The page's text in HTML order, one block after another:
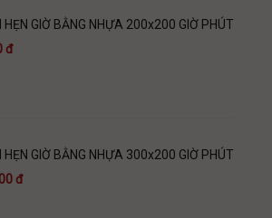
HẸN GIỜ BẰNG NHỰA 200x200 GIỜ PHÚT
đ
HẸN GIỜ BẰNG NHỰA 300x200 GIỜ PHÚT
đ